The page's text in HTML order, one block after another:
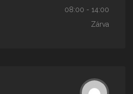
08:00 - 14:00
Zárva